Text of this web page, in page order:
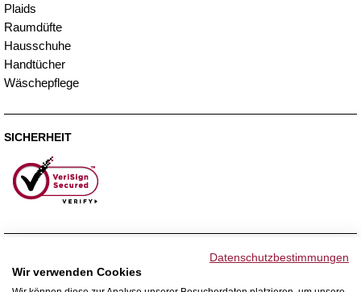
Plaids
Raumdüfte
Hausschuhe
Handtücher
Wäschepflege
SICHERHEIT
Datenschutzbestimmungen
Wir verwenden Cookies